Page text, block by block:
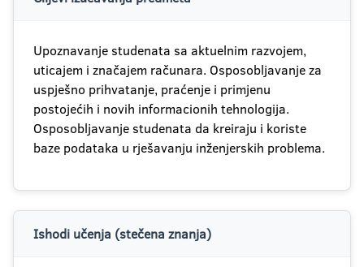
Upoznavanje studenata sa aktuelnim razvojem,
uticajem i značajem računara. Osposobljavanje za
uspješno prihvatanje, praćenje i primjenu
postojećih i novih informacionih tehnologija.
Osposobljavanje studenata da kreiraju i koriste
baze podataka u rješavanju inženjerskih problema.
Ishodi učenja (stečena znanja)